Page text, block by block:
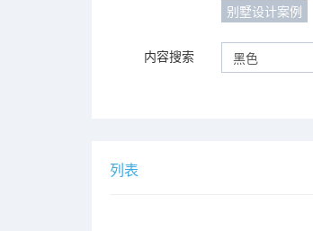
别墅设计案例
内容搜索
列表